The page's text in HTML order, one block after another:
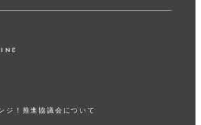
ジ！推進協議会について